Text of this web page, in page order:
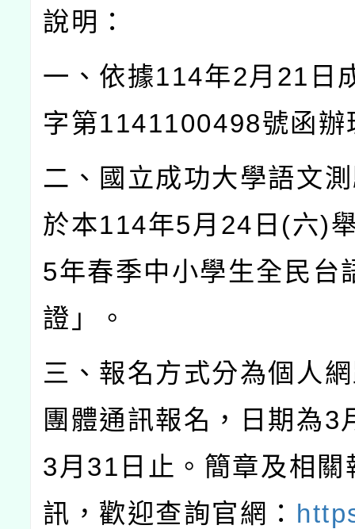
說明：
一、依據114年2月 21 日
字第1141100498號函辦
二、國立成功大學語文
於本114年5月 24 日 (六)
5年春季中小學生全民台
證」。
三、報名方式分為個人
團體通訊報名，日期為3
3月 31 日止。簡章及相關
訊，歡迎查詢官網：